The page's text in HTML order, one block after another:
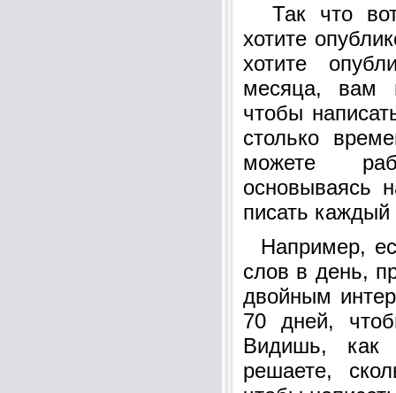
Так что
хотите
хотите
месяца, вам
чтобы
столько
можете
основываясь
писать каждый
Например,
слов в день,
двойным
70 дней,
Видишь, как
решаете,